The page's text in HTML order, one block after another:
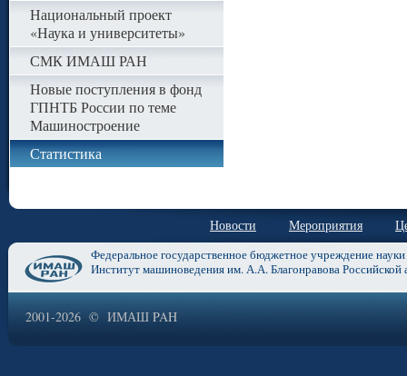
Национальный проект
«Наука и университеты»
СМК ИМАШ РАН
Новые поступления в фонд
ГПНТБ России по теме
Машиностроение
Статистика
Новости Мероприятия
Федеральное государственное бюджетное учреждение науки
Институт машиноведения им. А.А. Благонравова Российской
2001-2026 © ИМАШ PAH